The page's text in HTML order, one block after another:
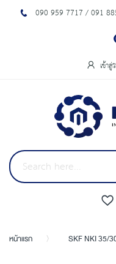
090 959 7717 / 091
เข้า
หน้าแรก SKF NKI 35/